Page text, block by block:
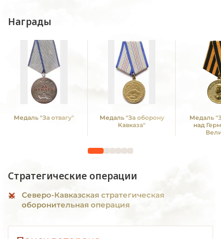
Награды
Медаль "За отвагу"
Медаль "За оборону
Кавказа"
Медаль
над
Стратегические операции
Северо-Кавказская стратегическая
оборонительная операция